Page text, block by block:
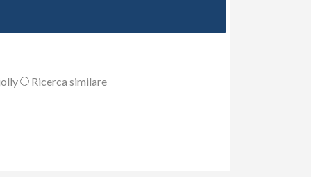
Ricerca similare